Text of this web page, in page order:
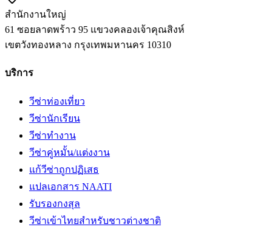
สำนักงานใหญ่
61 ซอยลาดพร้าว 95 แขวงคลองเจ้าคุณสิงห์
เขตวังทองหลาง กรุงเทพมหานคร 10310
บริการ
วีซ่าท่องเที่ยว
วีซ่านักเรียน
วีซ่าทำงาน
วีซ่าคู่หมั้น/แต่งงาน
แก้วีซ่าถูกปฏิเสธ
แปลเอกสาร NAATI
รับรองกงสุล
วีซ่าเข้าไทยสำหรับชาวต่างชาติ